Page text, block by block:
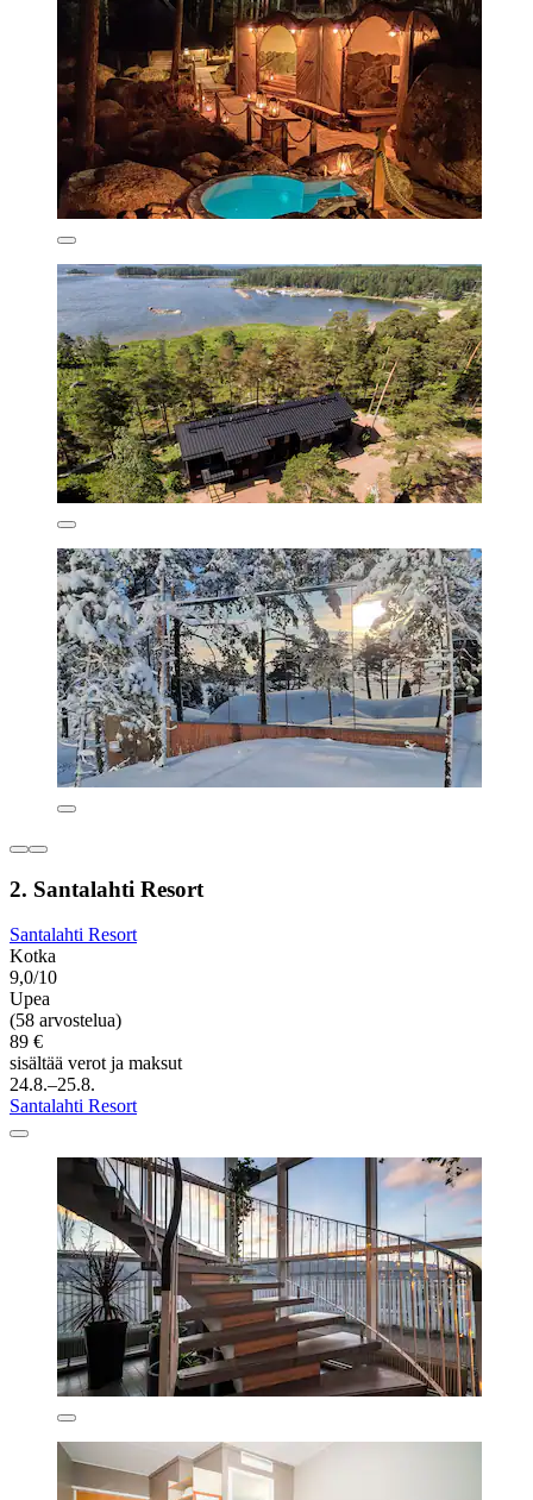
2. Santalahti Resort
Santalahti Resort
Kotka
9,0/10
Upea
(58 arvostelua)
89 €
sisältää verot ja maksut
24.8.–25.8.
Santalahti Resort